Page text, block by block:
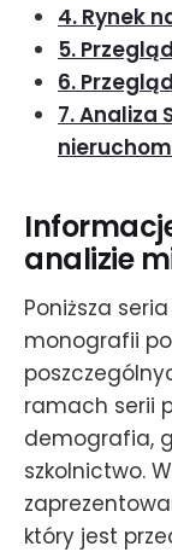
4. Rynek
5.
6.
7. Analiza
analizie
Poniższa
monografii
ramach serii
demografia,
szkolnictwo.
który jest